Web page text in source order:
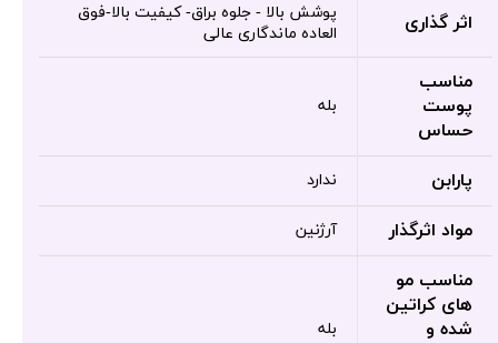
اثر گذاری
پوشش بالا - جلوه براق- کیفیت بالا-فوق
العاده ماندگاری عالی
مناسب
پوست
حساس
بله
پارابن ندارد
مواد اثرگذار آرژنین
مناسب مو
های کراتین
شده و
بله